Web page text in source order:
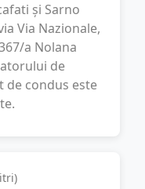
și Sarno
Via Nazionale,
a Nolana
de
de condus este
.
)